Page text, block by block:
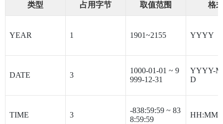
类型 占用字节 取值范围 格
YEAR 1 1901~2155 YYYY
DATE 3
1000-01-01 ~ 9
999-12-31
YYYY-
D
TIME 3
-838:59:59 ~ 83
8:59:59